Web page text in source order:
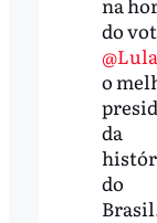
do
o
da
do